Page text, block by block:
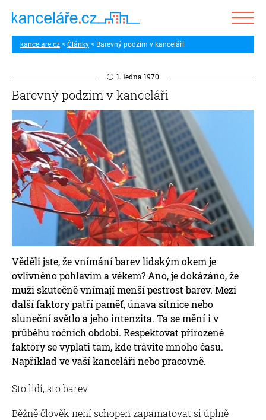
kancelare.cz Články Barevný podzim v kanceláři
1. ledna 1970
Barevný podzim v kanceláři
Věděli jste, že vnímání barev lidským okem je
ovlivněno pohlavím a věkem? Ano, je dokázáno, že
muži skutečně vnímají menší pestrost barev. Mezi
další faktory patří paměť, únava sítnice nebo
sluneční světlo a jeho intenzita. Ta se mění i v
průběhu ročních období. Respektovat přirozené
faktory se vyplatí tam, kde trávíte mnoho času.
Například ve vaší kanceláři nebo pracovně.
Sto lidí, sto barev
Běžně člověk není schopen zapamatovat si úplně